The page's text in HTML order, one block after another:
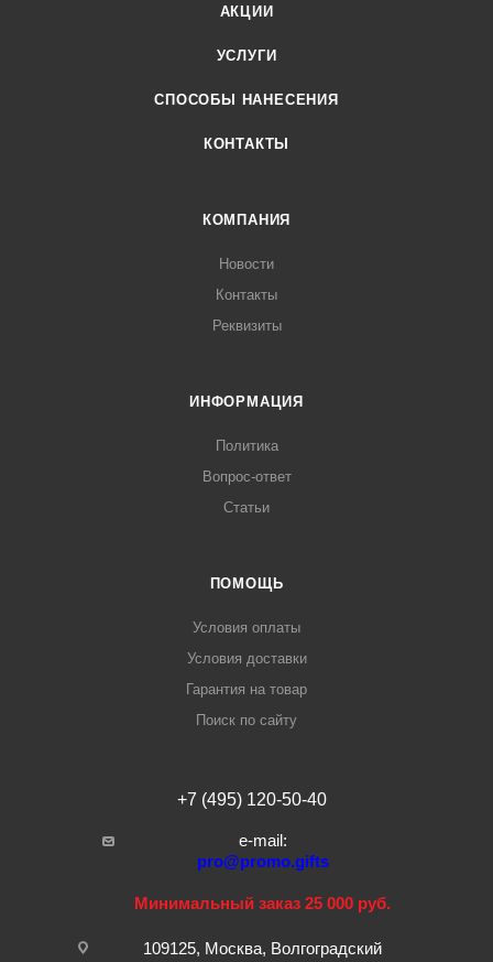
АКЦИИ
УСЛУГИ
СПОСОБЫ НАНЕСЕНИЯ
КОНТАКТЫ
КОМПАНИЯ
Новости
Контакты
Реквизиты
ИНФОРМАЦИЯ
Политика
Вопрос-ответ
Статьи
ПОМОЩЬ
Условия оплаты
Условия доставки
Гарантия на товар
Поиск по сайту
+7 (495) 120-50-40
e-mail:
pro@promo.gifts
Минимальный заказ 25 000 руб.
109125, Москва, Волгоградский